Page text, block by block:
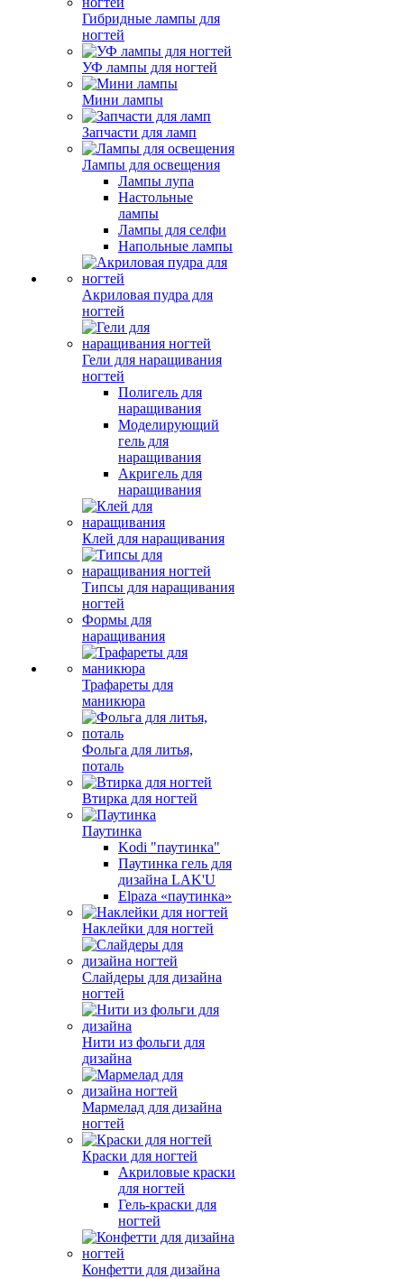
Гибридные лампы для
ногтей
УФ лампы для ногтей
Мини лампы
Запчасти для ламп
Лампы для освещения
Лампы лупа
Настольные
лампы
Лампы для селфи
Напольные лампы
Акриловая пудра для
ногтей
Гели для наращивания
ногтей
Полигель для
наращивания
Моделирующий
гель для
наращивания
Акригель для
наращивания
Клей для наращивания
Типсы для наращивания
ногтей
Формы для
наращивания
Трафареты для
маникюра
Фольга для литья,
поталь
Втирка для ногтей
Паутинка
Kodi "паутинка"
Паутинка гель для
дизайна LAK'U
Elpaza «паутинка»
Наклейки для ногтей
Слайдеры для дизайна
ногтей
Нити из фольги для
дизайна
Мармелад для дизайна
ногтей
Краски для ногтей
Акриловые краски
для ногтей
Гель-краски для
ногтей
Конфетти для дизайна